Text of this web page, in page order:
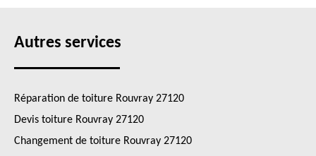
Autres services
Réparation de toiture Rouvray 27120
Devis toiture Rouvray 27120
Changement de toiture Rouvray 27120